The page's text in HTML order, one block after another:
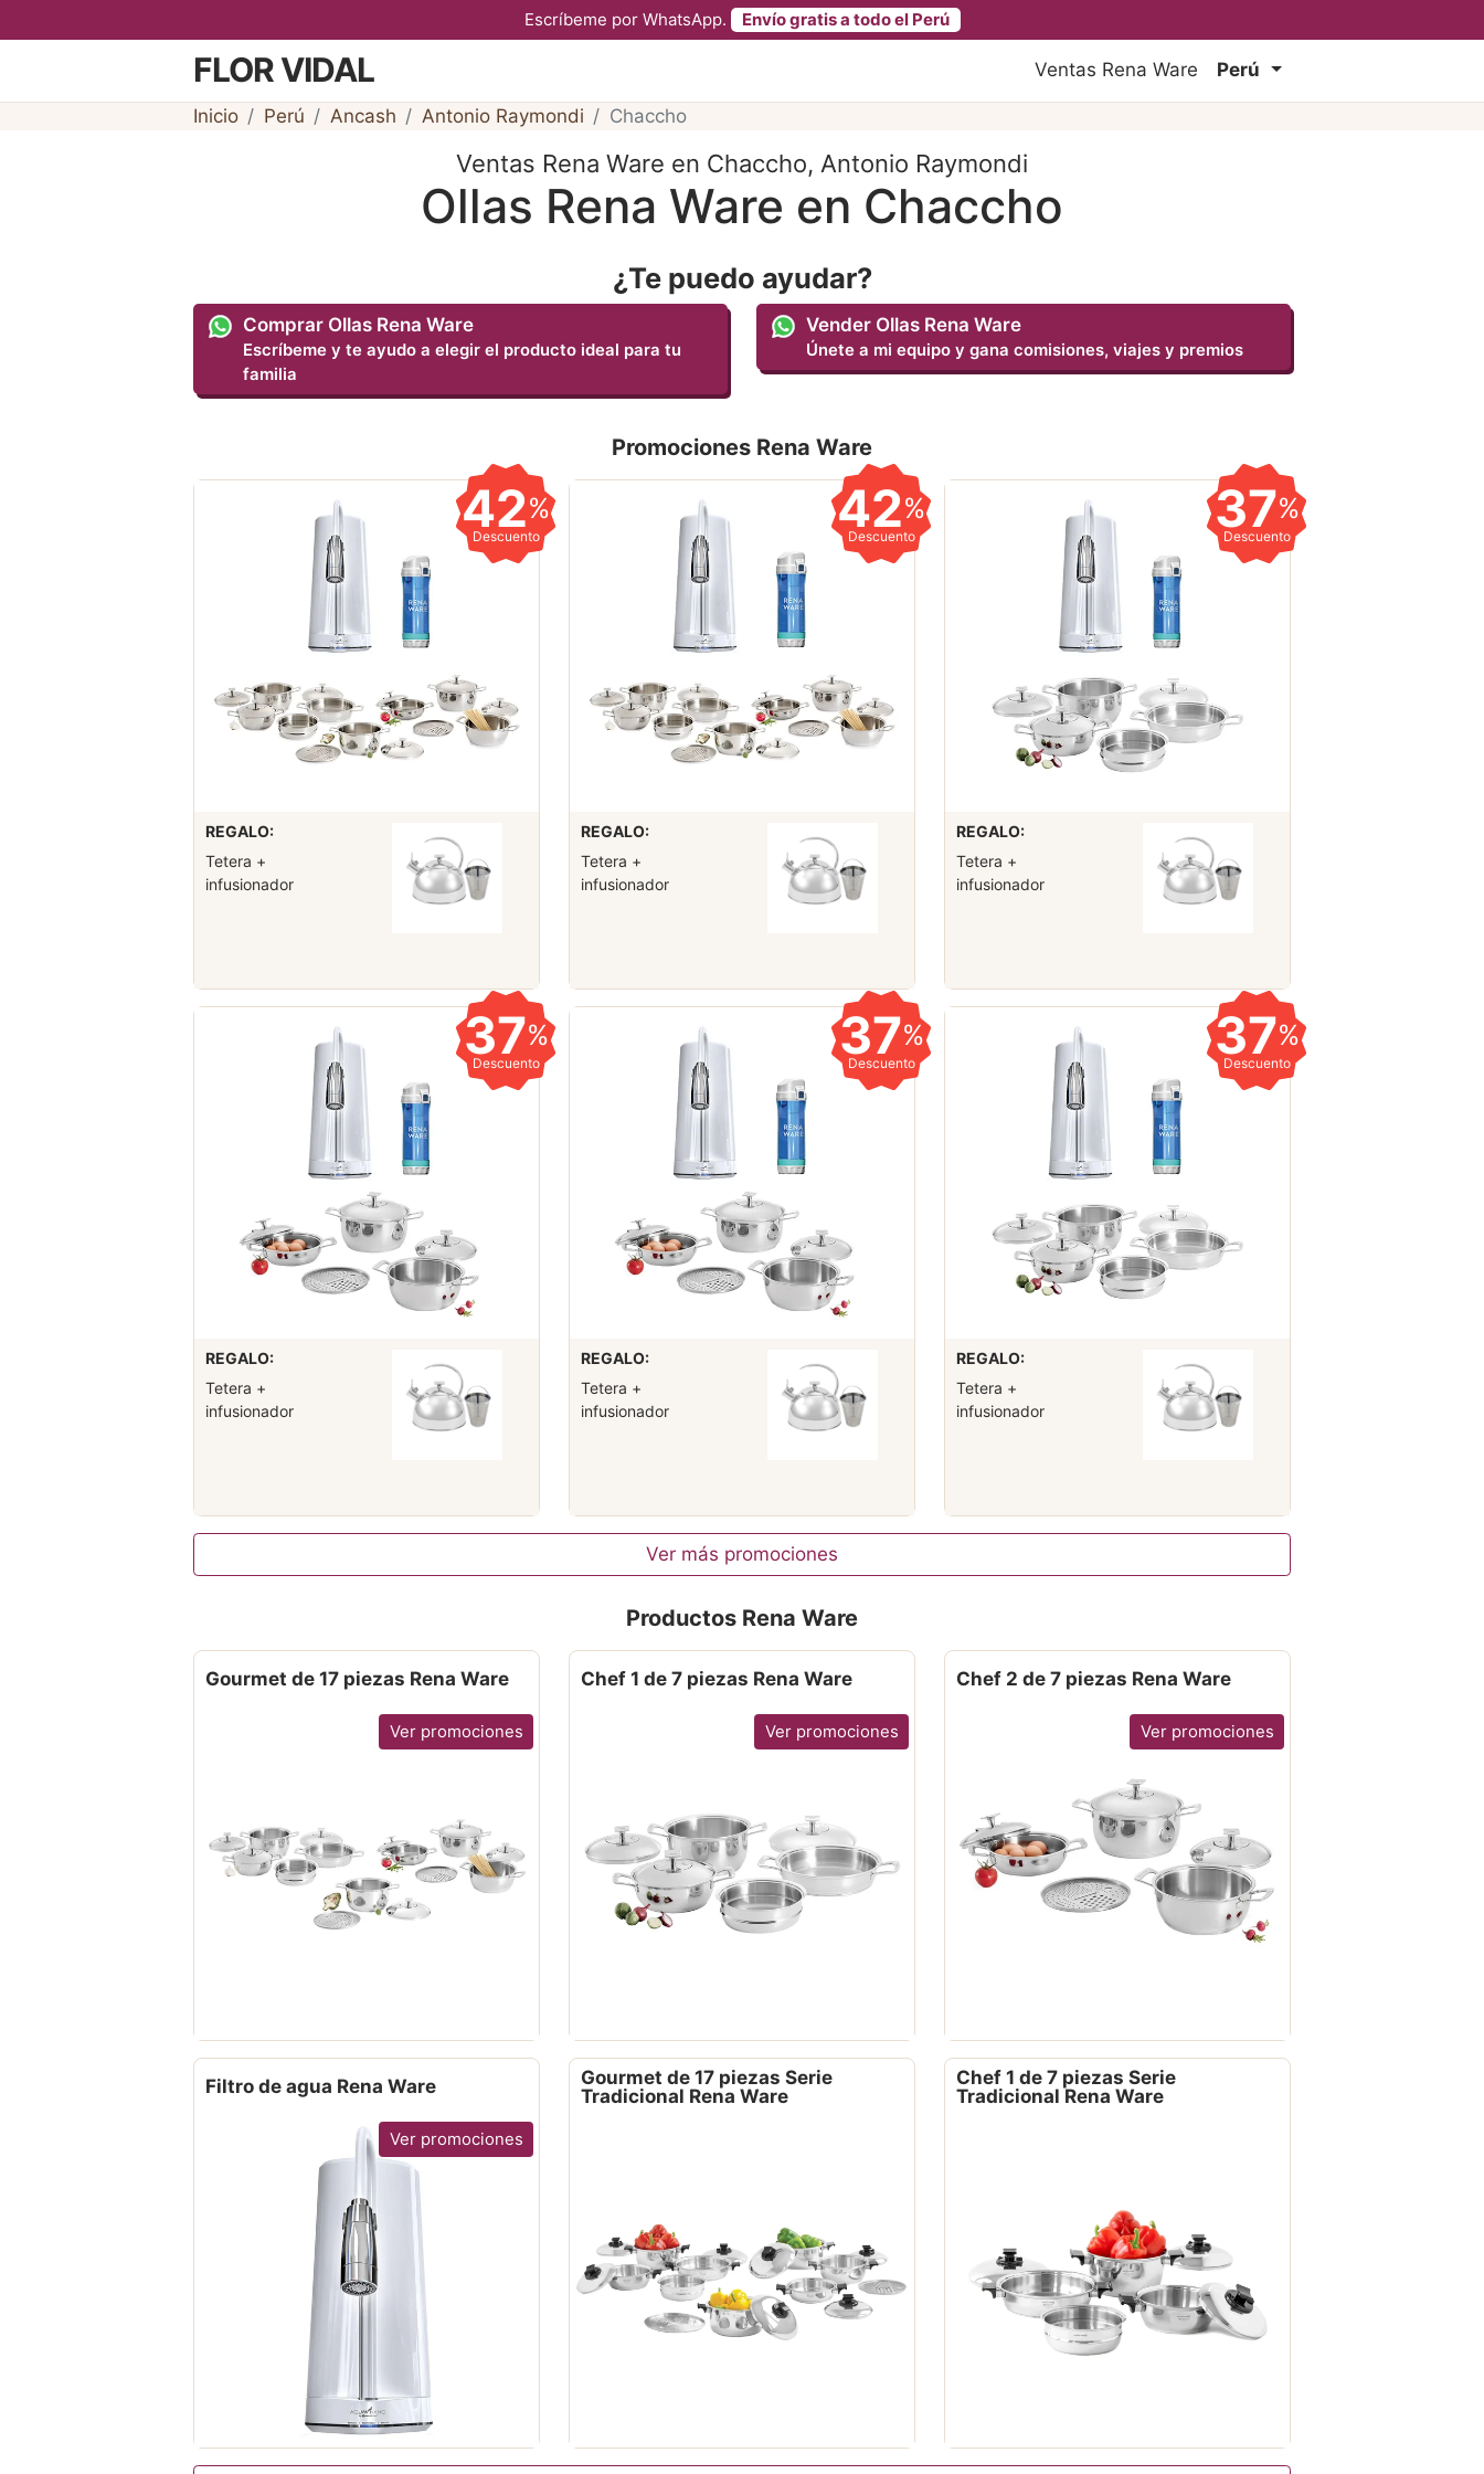
Escríbeme por WhatsApp. Envío gratis a todo el Perú
FLOR VIDAL Ventas Rena Ware Perú
Inicio Perú Ancash Antonio Raymondi Chaccho
Ventas Rena Ware en Chaccho, Antonio Raymondi
Ollas Rena Ware en Chaccho
¿Te puedo ayudar?
Comprar Ollas Rena Ware
Escríbeme y te ayudo a elegir el producto ideal para tu
familia
Vender Ollas Rena Ware
Únete a mi equipo y gana comisiones, viajes y premios
Promociones Rena Ware
42%
Descuento
REGALO:
Tetera +
infusionador
42%
Descuento
REGALO:
Tetera +
infusionador
37%
Descuento
REGALO:
Tetera +
infusionador
37%
Descuento
REGALO:
Tetera +
infusionador
37%
Descuento
REGALO:
Tetera +
infusionador
37%
Descuento
REGALO:
Tetera +
infusionador
Ver más promociones
Productos Rena Ware
Gourmet de 17 piezas Rena Ware
Ver promociones
Chef 1 de 7 piezas Rena Ware
Ver promociones
Chef 2 de 7 piezas Rena Ware
Ver promociones
Filtro de agua Rena Ware
Ver promociones
Gourmet de 17 piezas Serie
Tradicional Rena Ware
Chef 1 de 7 piezas Serie
Tradicional Rena Ware